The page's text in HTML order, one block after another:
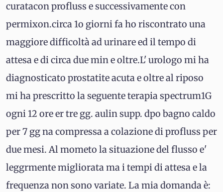
curatacon profluss e successivamente con
permixon.circa 1o giorni fa ho riscontrato una
maggiore difficoltà ad urinare ed il tempo di
attesa e di circa due min e oltre.L' urologo mi ha
diagnosticato prostatite acuta e oltre al riposo
mi ha prescritto la seguente terapia spectrum1G
ogni 12 ore er tre gg. aulin supp. dpo bagno caldo
per 7 gg na compressa a colazione di profluss per
due mesi. Al mometo la situazione del flusso e'
leggrmente migliorata ma i tempi di attesa e la
frequenza non sono variate. La mia domanda è: